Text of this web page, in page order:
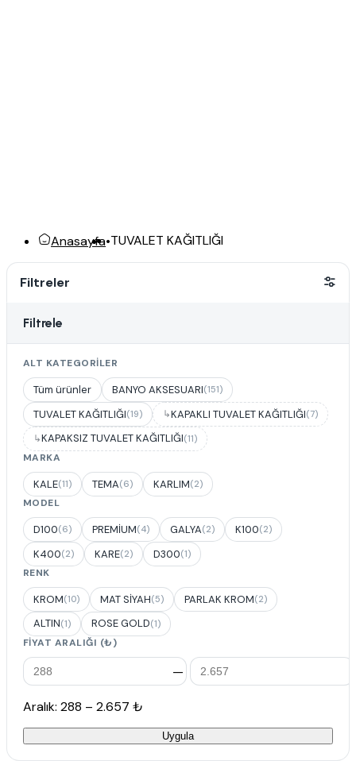
Anasayfa•TUVALET KAĞITLIĞI
Filtreler
Filtrele
ALT KATEGORILER
Tüm ürünler BANYO AKSESUARI(151)
TUVALET KAĞITLIĞI(19) KAPAKLI TUVALET KAĞITLIĞI(7)
KAPAKSIZ TUVALET KAĞITLIĞI(11)
MARKA
KALE(11) TEMA(6) KARLIM(2)
MODEL
D100(6) PREMİUM(4) GALYA(2) K100(2)
K400(2) KARE(2) D300(1)
RENK
KROM(10) MAT SİYAH(5) PARLAK KROM(2)
ALTIN(1) ROSE GOLD(1)
FIYAT ARALIĞI (₺)
—
Aralık: 288 – 2.657 ₺
Uygula